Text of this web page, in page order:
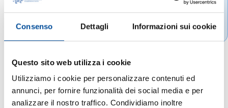
Consenso Dettagli Informazioni sui cookie
Questo sito web utilizza i cookie
Utilizziamo i cookie per personalizzare contenuti ed
annunci, per fornire funzionalità dei social media e per
analizzare il nostro traffico. Condividiamo inoltre